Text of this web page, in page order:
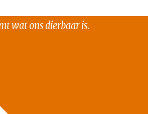
wat ons dierbaar is.